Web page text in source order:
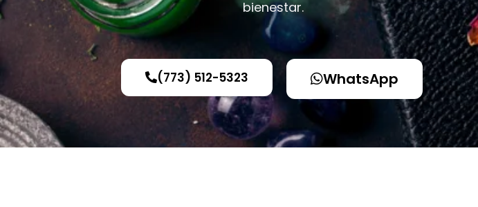
bienestar.
(773) 512-5323 WhatsApp